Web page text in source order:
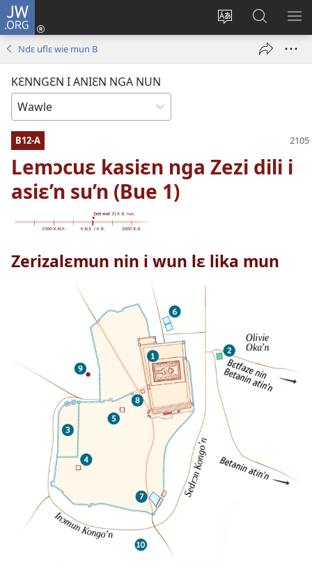
JW.ORG
Kaci
aniɛn'n
Wlu
nun
Kunndɛ
JW.ORG
su
Ndɛ uflɛ wie mun B
KƐNNGƐN I ANIƐN NGA NUN
B12-A
Lemɔcuɛ kasiɛn nga Zezi dili i
asiɛ’n su’n (Bue 1)
Zerizalɛmun nin i wun lɛ lika mun